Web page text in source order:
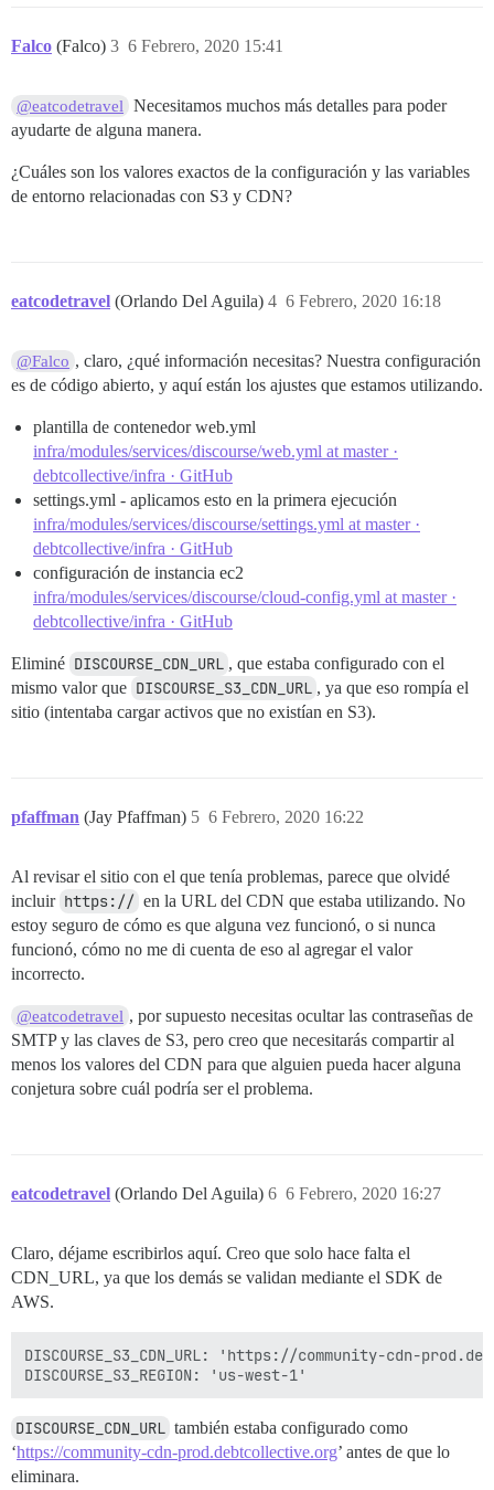
Falco (Falco) 6 Febrero, 2020 15:41
3
@eatcodetravel
Necesitamos muchos más detalles para poder
ayudarte de alguna manera.
¿Cuáles son los valores exactos de la configuración y las variables
de entorno relacionadas con S3 y CDN?
eatcodetravel (Orlando Del Aguila) 6 Febrero, 2020 16:18
4
@Falco , claro, ¿qué información necesitas? Nuestra configuración
es de código abierto, y aquí están los ajustes que estamos utilizando.
plantilla de contenedor web.yml
infra/modules/services/discourse/web.yml at master ·
debtcollective/infra · GitHub
settings.yml - aplicamos esto en la primera ejecución
infra/modules/services/discourse/settings.yml at master ·
debtcollective/infra · GitHub
configuración de instancia ec2
infra/modules/services/discourse/cloud-config.yml at master ·
debtcollective/infra · GitHub
Eliminé DISCOURSE_CDN_URL , que estaba configurado con el
mismo valor que DISCOURSE_S3_CDN_URL , ya que eso rompía el
sitio (intentaba cargar activos que no existían en S3).
pfaffman (Jay Pfaffman) 6 Febrero, 2020 16:22
5
Al revisar el sitio con el que tenía problemas, parece que olvidé
incluir https:// en la URL del CDN que estaba utilizando. No
estoy seguro de cómo es que alguna vez funcionó, o si nunca
funcionó, cómo no me di cuenta de eso al agregar el valor
incorrecto.
@eatcodetravel , por supuesto necesitas ocultar las contraseñas de
SMTP y las claves de S3, pero creo que necesitarás compartir al
menos los valores del CDN para que alguien pueda hacer alguna
conjetura sobre cuál podría ser el problema.
eatcodetravel (Orlando Del Aguila) 6 Febrero, 2020 16:27
6
Claro, déjame escribirlos aquí. Creo que solo hace falta el
CDN_URL, ya que los demás se validan mediante el SDK de
AWS.
DISCOURSE_S3_CDN_URL: 'https://community-cdn-
DISCOURSE_CDN_URL también estaba configurado como
‘https://community-cdn-prod.debtcollective.org’ antes de que lo
eliminara.